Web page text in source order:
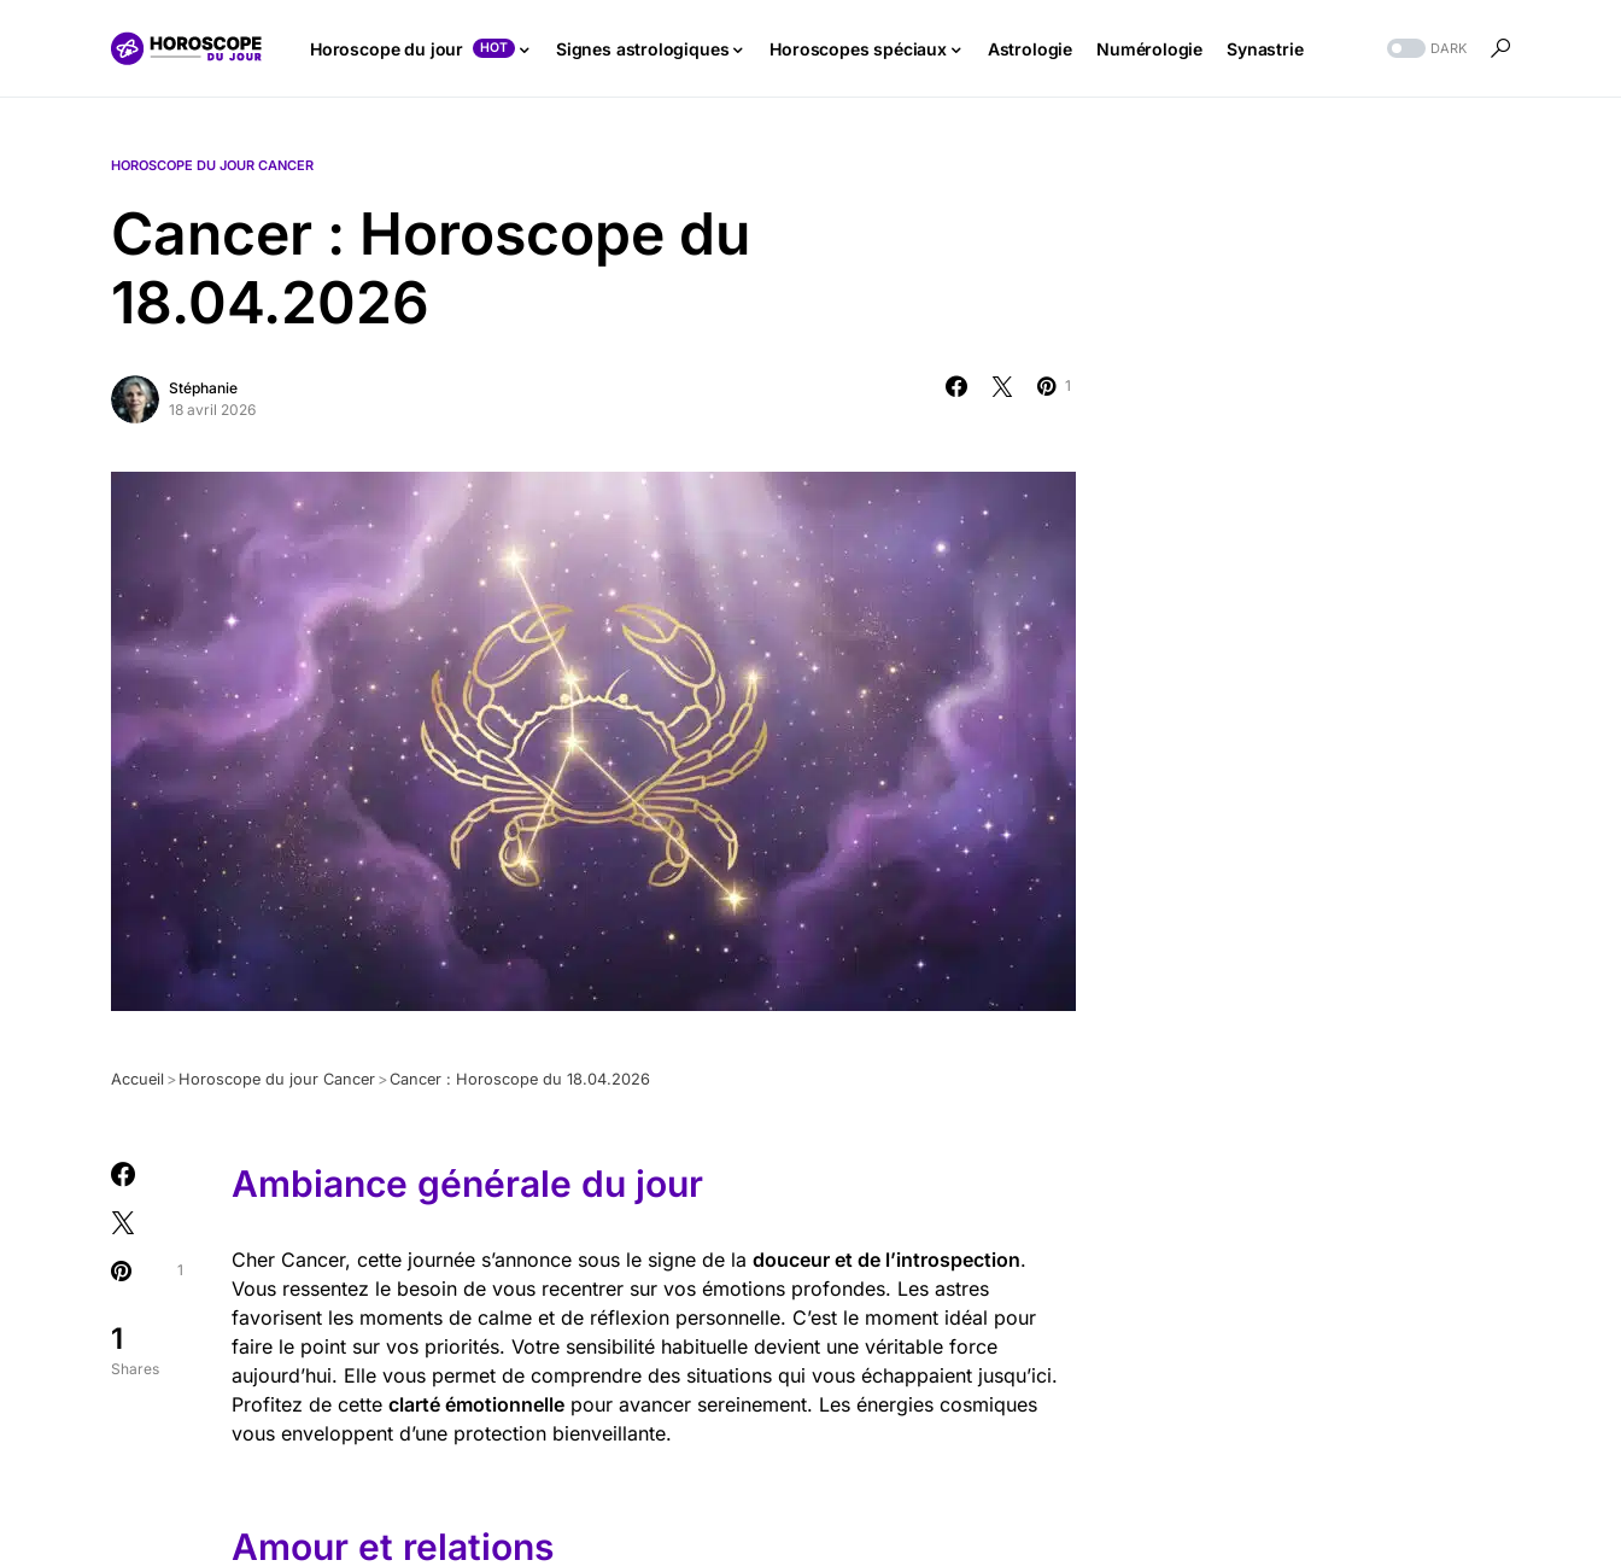
Horoscope du jour HOT Signes astrologiques Horoscopes spéciaux Astrologie Numérologie Synastrie DARK
HOROSCOPE DU JOUR CANCER
Cancer : Horoscope du
18.04.2026
Stéphanie
18 avril 2026
1
Accueil > Horoscope du jour Cancer >Cancer : Horoscope du 18.04.2026
1
Shares
1
Ambiance générale du jour
Cher Cancer, cette journée s’annonce sous le signe de la douceur et de l’introspection.
Vous ressentez le besoin de vous recentrer sur vos émotions profondes. Les astres
favorisent les moments de calme et de réflexion personnelle. C’est le moment idéal pour
faire le point sur vos priorités. Votre sensibilité habituelle devient une véritable force
aujourd’hui. Elle vous permet de comprendre des situations qui vous échappaient jusqu’ici.
Profitez de cette clarté émotionnelle pour avancer sereinement. Les énergies cosmiques
vous enveloppent d’une protection bienveillante.
Amour et relations